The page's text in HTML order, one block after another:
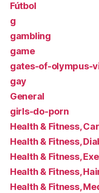
Fútbol
g
gambling
game
gates-of-olympus-
gay
General
girls-do-porn
Health & Fitness,
Health & Fitness,
Health & Fitness,
Health & Fitness,
Health & Fitness,